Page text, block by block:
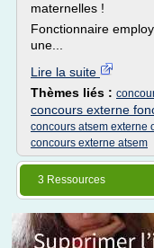
maternelles !
Fonctionnaire
une...
Lire la suite
Thèmes liés :
concours externe
concours atsem externe
concours externe atsem
3 Ressources